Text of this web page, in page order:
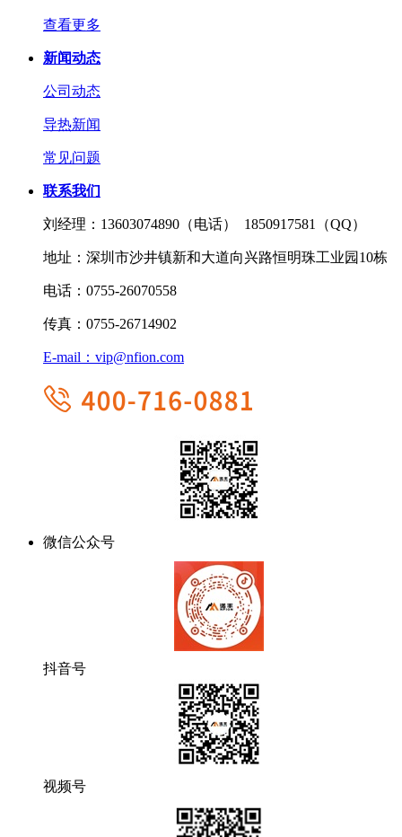
查看更多
新闻动态
公司动态
导热新闻
常见问题
联系我们
刘经理： 13603074890（电话） 1850917581（QQ）
地址： 深圳市沙井镇新和大道向兴路恒明珠工业园10栋
电话： 0755-26070558
传真： 0755-26714902
E-mail： vip@nfion.com
微信公众号
抖音号
视频号